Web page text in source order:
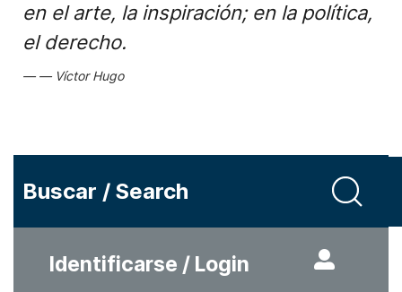
en el arte, la inspiración; en la política,
el derecho.
Víctor Hugo
Buscar / Search
Identificarse / Login